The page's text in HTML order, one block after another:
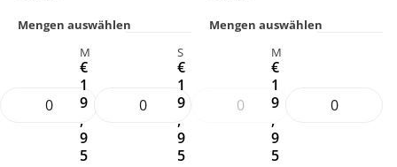
Mengen auswählen
M
€
1
9
,
9
5
Mengen auswählen
S
€
1
9
,
9
5
M
€
1
9
,
9
5